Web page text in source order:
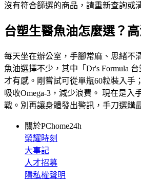
沒有符合篩選的商品，請重新查詢或
台塑生醫魚油怎麼選？
每天坐在辦公室，手腳常麻、思緒不
魚油選擇不少，其中「Dr's Formula
才有感。剛嘗試可從單瓶60粒裝入手
吸收Omega-3，減少浪費。 現在是
戰。別再讓身體發出警訊，手刀選購
關於PChome24h
榮耀時刻
大事記
人才招募
隱私權聲明